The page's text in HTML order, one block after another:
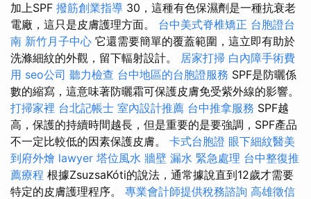
加上SPF 撥筋創業指導 30，這種有色保濕劑是一種抗衰老
電廠，這只是皮膚護理方面。 台中美式脊椎矯正 台胞證台
南 新竹月子中心 它還需要簡單的覆蓋範圍，這立即有助於
洗滌細紋的外觀，留下輻射設計。 居家打掃 白內障手術費
用 seo公司 聽力檢查 台中地區的台胞證服務 SPF是防曬係
數的縮寫，這意味著防曬霜可保護皮膚免受紫外線的影響。
打掃家裡 台北記帳士 室內設計推薦 台中推拿服務 SPF越
高，保護的持續時間越長，但是重要的是要強調，SPF產品
不一定比較低的因素保護皮膚。 卡式台胞證 眼下細紋醫美
到府外燴 lawyer 塔位風水 牆壁 漏水 緊急處理 台中整復推
薦療程 根據ZsuzsaKóti的說法，通常據說直到12歲才需要
特定的皮膚護理程序。 專業會計師提供稅務諮詢 高雄徵信